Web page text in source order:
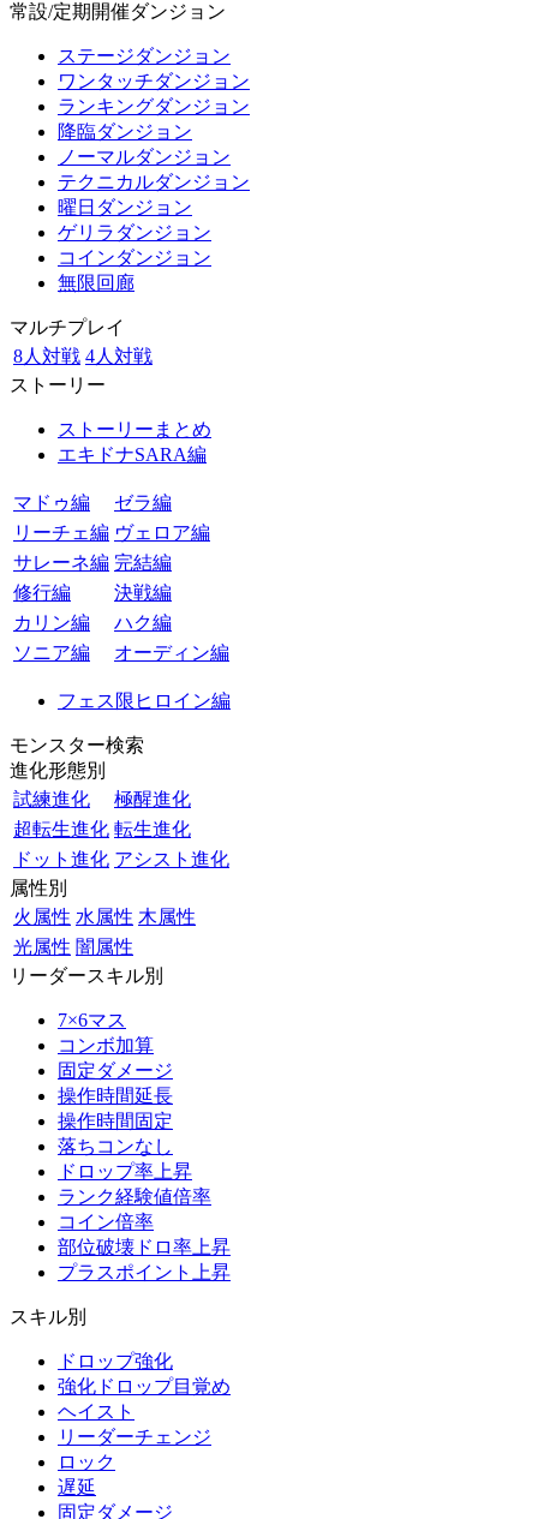
常設/定期開催ダンジョン
ステージダンジョン
ワンタッチダンジョン
ランキングダンジョン
降臨ダンジョン
ノーマルダンジョン
テクニカルダンジョン
曜日ダンジョン
ゲリラダンジョン
コインダンジョン
無限回廊
マルチプレイ
8人対戦 4人対戦
ストーリー
ストーリーまとめ
エキドナSARA編
マドゥ編
ゼラ編
リーチェ編 ヴェロア編
サレーネ編 完結編
修行編
決戦編
カリン編
ハク編
ソニア編
オーディン編
フェス限ヒロイン編
モンスター検索
進化形態別
試練進化
極醒進化
超転生進化 転生進化
ドット進化 アシスト進化
属性別
火属性 水属性 木属性
光属性 闇属性
リーダースキル別
7×6マス
コンボ加算
固定ダメージ
操作時間延長
操作時間固定
落ちコンなし
ドロップ率上昇
ランク経験値倍率
コイン倍率
部位破壊ドロ率上昇
プラスポイント上昇
スキル別
ドロップ強化
強化ドロップ目覚め
ヘイスト
リーダーチェンジ
ロック
遅延
固定ダメージ